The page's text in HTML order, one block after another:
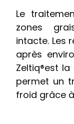
Le
zones
intacte. Les
après
Zeltiq®est
permet un
froid grâce